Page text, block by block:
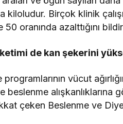
Birçok klinik
oranında azalttığını
de kan şekerini
vücut
alışkanlıklarına
çeken Beslenme ve